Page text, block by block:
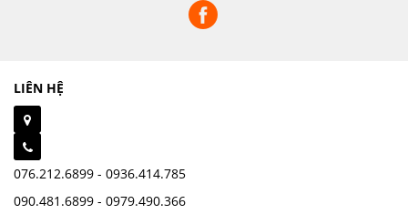
LIÊN HỆ
076.212.6899 - 0936.414.785
090.481.6899 - 0979.490.366